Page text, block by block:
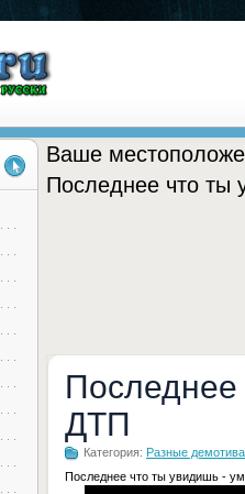
Ваше
Последнее что ты
ДТП
Категория: Разные
Последнее что ты увидишь -